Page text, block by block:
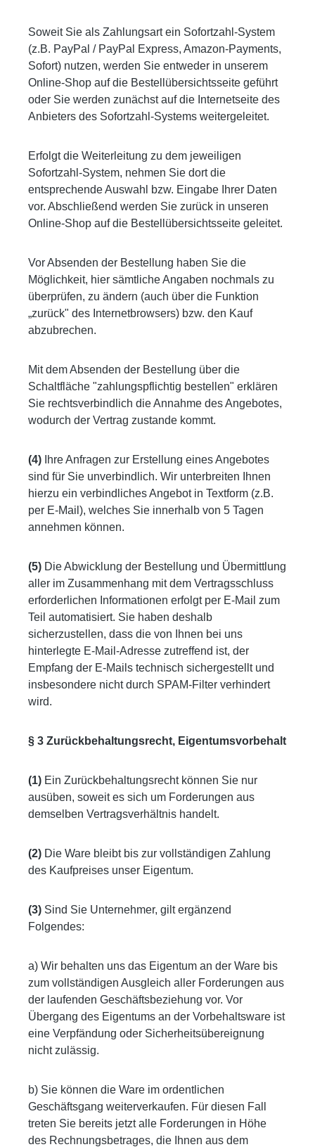
Soweit Sie als Zahlungsart ein Sofortzahl-System
(z.B. PayPal / PayPal Express, Amazon-Payments,
Sofort) nutzen, werden Sie entweder in unserem
Online-Shop auf die Bestellübersichtsseite geführt
oder Sie werden zunächst auf die Internetseite des
Anbieters des Sofortzahl-Systems weitergeleitet.
Erfolgt die Weiterleitung zu dem jeweiligen
Sofortzahl-System, nehmen Sie dort die
entsprechende Auswahl bzw. Eingabe Ihrer Daten
vor. Abschließend werden Sie zurück in unseren
Online-Shop auf die Bestellübersichtsseite geleitet.
Vor Absenden der Bestellung haben Sie die
Möglichkeit, hier sämtliche Angaben nochmals zu
überprüfen, zu ändern (auch über die Funktion
„zurück" des Internetbrowsers) bzw. den Kauf
abzubrechen.
Mit dem Absenden der Bestellung über die
Schaltfläche "zahlungspflichtig bestellen" erklären
Sie rechtsverbindlich die Annahme des Angebotes,
wodurch der Vertrag zustande kommt.
(4) Ihre Anfragen zur Erstellung eines Angebotes
sind für Sie unverbindlich. Wir unterbreiten Ihnen
hierzu ein verbindliches Angebot in Textform (z.B.
per E-Mail), welches Sie innerhalb von 5 Tagen
annehmen können.
(5) Die Abwicklung der Bestellung und Übermittlung
aller im Zusammenhang mit dem Vertragsschluss
erforderlichen Informationen erfolgt per E-Mail zum
Teil automatisiert. Sie haben deshalb
sicherzustellen, dass die von Ihnen bei uns
hinterlegte E-Mail-Adresse zutreffend ist, der
Empfang der E-Mails technisch sichergestellt und
insbesondere nicht durch SPAM-Filter verhindert
wird.
§ 3 Zurückbehaltungsrecht, Eigentumsvorbehalt
(1) Ein Zurückbehaltungsrecht können Sie nur
ausüben, soweit es sich um Forderungen aus
demselben Vertragsverhältnis handelt.
(2) Die Ware bleibt bis zur vollständigen Zahlung
des Kaufpreises unser Eigentum.
(3) Sind Sie Unternehmer, gilt ergänzend
Folgendes:
a) Wir behalten uns das Eigentum an der Ware bis
zum vollständigen Ausgleich aller Forderungen aus
der laufenden Geschäftsbeziehung vor. Vor
Übergang des Eigentums an der Vorbehaltsware ist
eine Verpfändung oder Sicherheitsübereignung
nicht zulässig.
b) Sie können die Ware im ordentlichen
Geschäftsgang weiterverkaufen. Für diesen Fall
treten Sie bereits jetzt alle Forderungen in Höhe
des Rechnungsbetrages, die Ihnen aus dem